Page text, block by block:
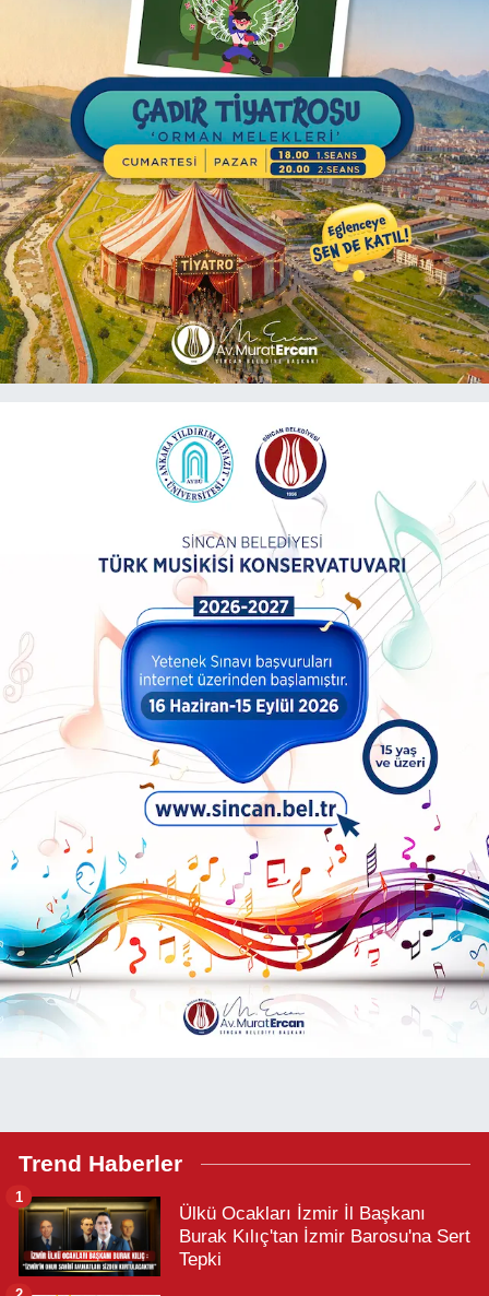
Trend Haberler
Ülkü Ocakları İzmir İl Başkanı
Burak Kılıç'tan İzmir Barosu'na Sert
Tepki
1